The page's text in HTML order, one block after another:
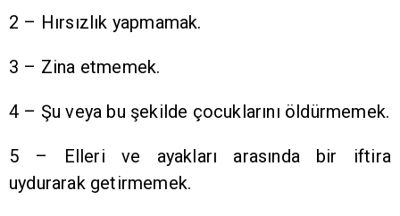
2 – Hırsızlık yapmamak.
3 – Zina etmemek.
4 – Şu veya bu şekilde çocuklarını öldürmemek.
5 – Elleri ve ayakları arasında bir iftira
uydurarak getirmemek.